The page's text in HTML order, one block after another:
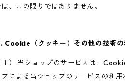
、この限りではありません。
Cookie（クッキー）その他の技術の
） 当ショップのサービスは、
による当ショップのサービスの利